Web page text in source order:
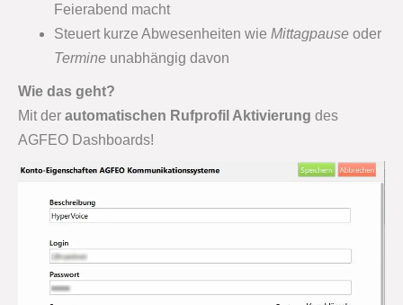
Feierabend macht
Steuert kurze Abwesenheiten wie Mittagpause oder
Termine unabhängig davon
Wie das geht?
Mit der automatischen Rufprofil Aktivierung des
AGFEO Dashboards!